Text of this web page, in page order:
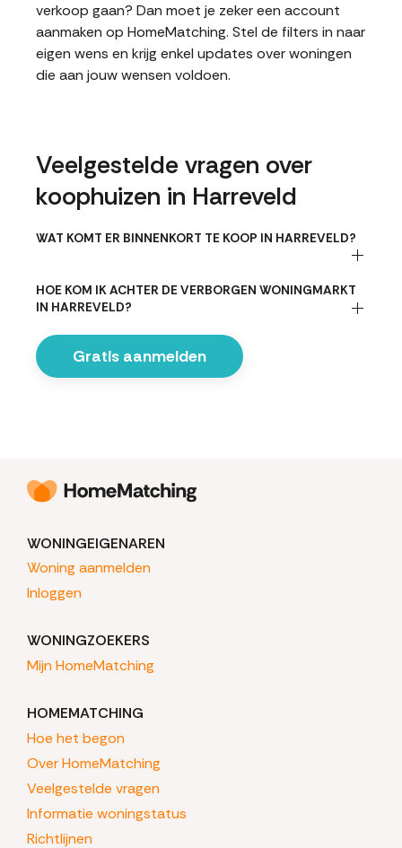
verkoop gaan? Dan moet je zeker een account
aanmaken op HomeMatching. Stel de filters in naar
eigen wens en krijg enkel updates over woningen
die aan jouw wensen voldoen.
Veelgestelde vragen over
koophuizen in Harreveld
WAT KOMT ER BINNENKORT TE KOOP IN HARREVELD?
HOE KOM IK ACHTER DE VERBORGEN WONINGMARKT
IN HARREVELD?
Gratis aanmelden
WONINGEIGENAREN
Woning aanmelden
Inloggen
WONINGZOEKERS
Mijn HomeMatching
HOMEMATCHING
Hoe het begon
Over HomeMatching
Veelgestelde vragen
Informatie woningstatus
Richtlijnen